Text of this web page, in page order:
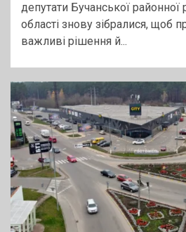
депутати Бучанської районної
області знову зібралися, щоб
важливі рішення й...